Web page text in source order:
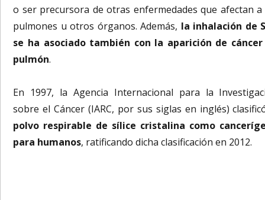
o ser precursora de otras enfermedades que afectan a
pulmones u otros órganos. Además, la inhalación de
se ha asociado también con la aparición de
pulmón.
En 1997, la Agencia Internacional para la
sobre el Cáncer (IARC, por sus siglas en inglés)
polvo respirable de sílice cristalina como
para humanos, ratificando dicha clasificación en 2012.